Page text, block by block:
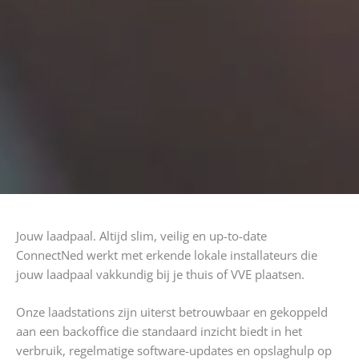
Jouw laadpaal. Altijd slim, veilig en up-to-date
ConnectNed werkt met erkende lokale installateurs die
jouw laadpaal vakkundig bij je thuis of VVE plaatsen.
Onze laadstations zijn uiterst betrouwbaar en gekoppeld
aan een backoffice die standaard inzicht biedt in het
verbruik, regelmatige software-updates en opslaghulp op